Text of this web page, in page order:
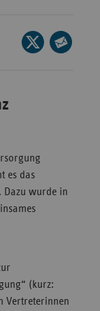
Seite
auf
es das
Dazu wurde in
(kurz:
Vertreterinnen